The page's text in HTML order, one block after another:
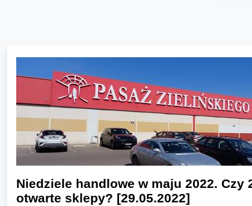
Niedziele handlowe w maju 2022. Czy
otwarte sklepy? [29.05.2022]